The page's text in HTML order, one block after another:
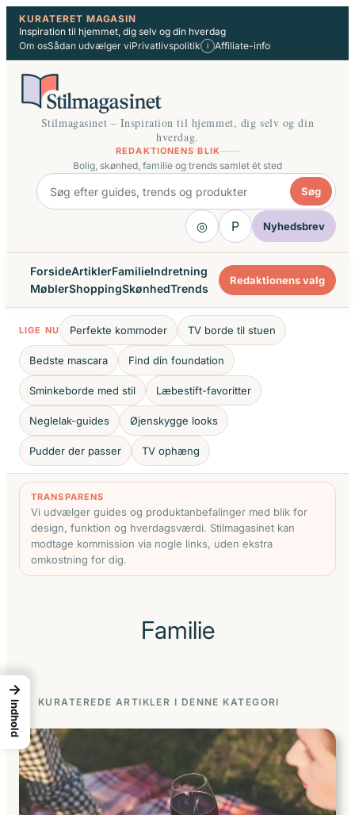
Spring
indhold
KURATERET MAGASIN
Inspiration til hjemmet, dig selv og din hverdag
Om osSådan udvælger viPrivatlivspolitik i Affiliate-info
Stilmagasinet – Inspiration til hjemmet, dig selv og din
hverdag.
REDAKTIONENS BLIK
Bolig, skønhed, familie og trends samlet ét sted
Søg
◎ P Nyhedsbrev
ForsideArtiklerFamilieIndretning
MøblerShoppingSkønhedTrends
Redaktionens valg
LIGE NU Perfekte kommoder TV borde til stuen
Bedste mascara Find din foundation
Sminkeborde med stil Læbestift-favoritter
Neglelak-guides Øjenskygge looks
Pudder der passer TV ophæng
TRANSPARENS
Vi udvælger guides og produktanbefalinger med blik for
design, funktion og hverdagsværdi. Stilmagasinet kan
modtage kommission via nogle links, uden ekstra
omkostning for dig.
Familie
KURATEREDE ARTIKLER I DENNE KATEGORI
→
Indhold